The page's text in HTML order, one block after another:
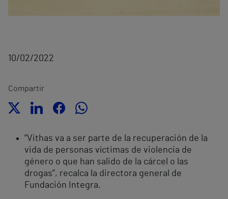
10/02/2022
Compartir
“Vithas va a ser parte de la recuperación de la
vida de personas víctimas de violencia de
género o que han salido de la cárcel o las
drogas”, recalca la directora general de
Fundación Integra.